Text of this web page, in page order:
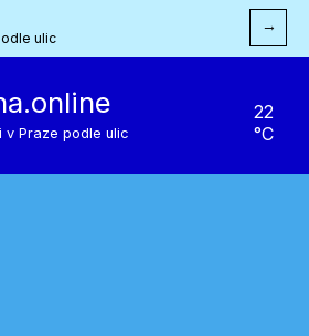
ulic
→
v Praze podle ulic
22
°C